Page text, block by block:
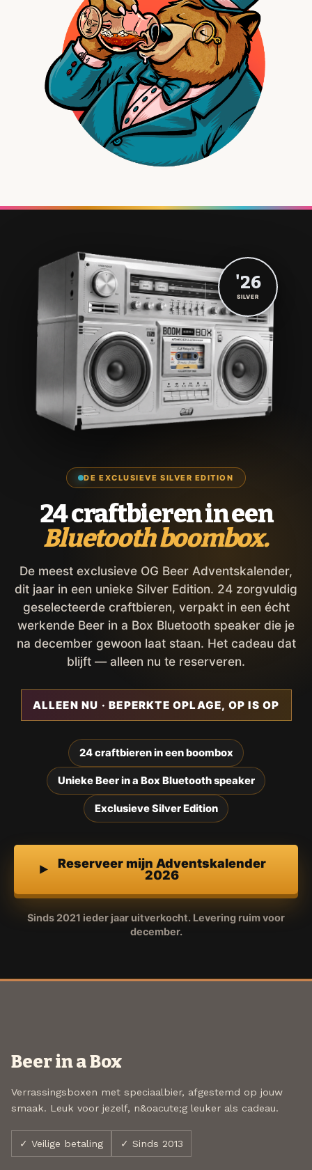
DE EXCLUSIEVE SILVER EDITION
24 craftbieren in een
Bluetooth boombox.
De meest exclusieve OG Beer Adventskalender,
dit jaar in een unieke Silver Edition. 24 zorgvuldig
geselecteerde craftbieren, verpakt in een écht
werkende Beer in a Box Bluetooth speaker die je
na december gewoon laat staan. Het cadeau dat
blijft — alleen nu te reserveren.
ALLEEN NU · BEPERKTE OPLAGE, OP IS OP
24 craftbieren in een boombox
Unieke Beer in a Box Bluetooth speaker
Exclusieve Silver Edition
Reserveer mijn Adventskalender
2026
Sinds 2021 ieder jaar uitverkocht. Levering ruim voor
december.
'26
SILVER
Beer in a Box
Verrassingsboxen met speciaalbier, afgestemd op jouw
smaak. Leuk voor jezelf, n&oacute;g leuker als cadeau.
✓ Veilige betaling ✓ Sinds 2013